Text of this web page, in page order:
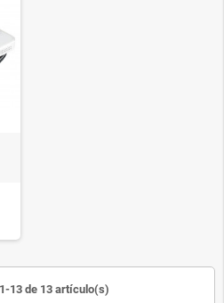
13 de 13 artículo(s)